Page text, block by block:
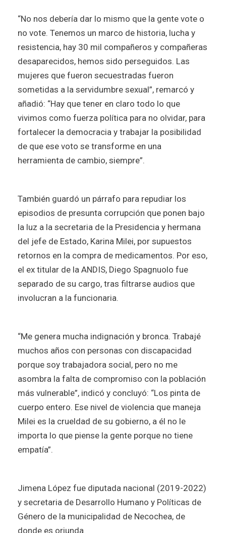
“No nos debería dar lo mismo que la gente vote o
no vote. Tenemos un marco de historia, lucha y
resistencia, hay 30 mil compañeros y compañeras
desaparecidos, hemos sido perseguidos. Las
mujeres que fueron secuestradas fueron
sometidas a la servidumbre sexual”, remarcó y
añadió: “Hay que tener en claro todo lo que
vivimos como fuerza política para no olvidar, para
fortalecer la democracia y trabajar la posibilidad
de que ese voto se transforme en una
herramienta de cambio, siempre”.
También guardó un párrafo para repudiar los
episodios de presunta corrupción que ponen bajo
la luz a la secretaria de la Presidencia y hermana
del jefe de Estado, Karina Milei, por supuestos
retornos en la compra de medicamentos. Por eso,
el ex titular de la ANDIS, Diego Spagnuolo fue
separado de su cargo, tras filtrarse audios que
involucran a la funcionaria.
“Me genera mucha indignación y bronca. Trabajé
muchos años con personas con discapacidad
porque soy trabajadora social, pero no me
asombra la falta de compromiso con la población
más vulnerable”, indicó y concluyó: “Los pinta de
cuerpo entero. Ese nivel de violencia que maneja
Milei es la crueldad de su gobierno, a él no le
importa lo que piense la gente porque no tiene
empatía”.
Jimena López fue diputada nacional (2019-2022)
y secretaria de Desarrollo Humano y Políticas de
Género de la municipalidad de Necochea, de
donde es oriunda.